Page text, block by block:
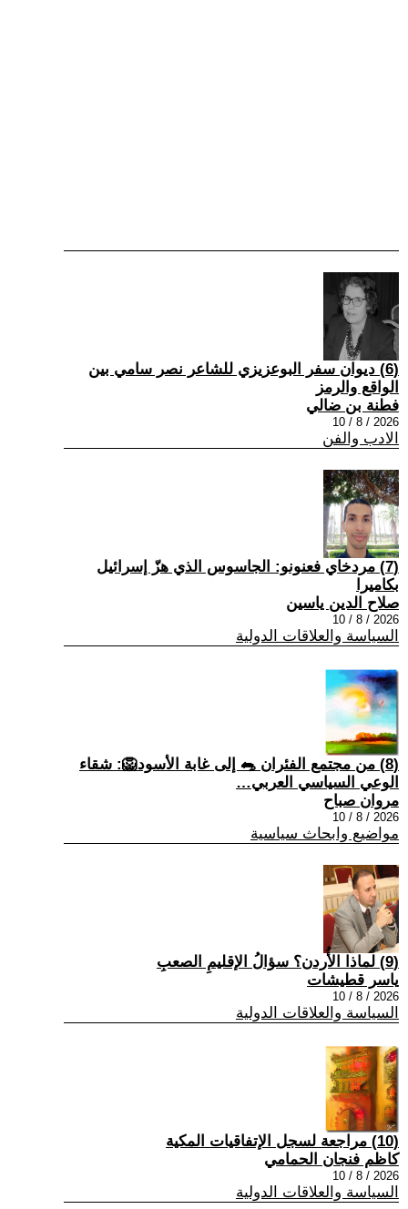
(6) ديوان سفر البوعزيزي للشاعر نصر سامي بين
الواقع والرمز
فطنة بن ضالي
2026 / 8 / 10
الادب والفن
(7) مردخاي فعنونو: الجاسوس الذي هزّ إسرائيل
بكاميرا
صلاح الدين ياسين
2026 / 8 / 10
السياسة والعلاقات الدولية
(8) من مجتمع الفئران 🐀 إلى غابة الأسود🦁: شقاء
الوعي السياسي العربي…
مروان صباح
2026 / 8 / 10
مواضيع وابحاث سياسية
(9) لماذا الأُردن؟ سؤالُ الإقليمِ الصعبِ
ياسر قطيشات
2026 / 8 / 10
السياسة والعلاقات الدولية
(10) مراجعة لسجل الإتفاقيات المكية
كاظم فنجان الحمامي
2026 / 8 / 10
السياسة والعلاقات الدولية